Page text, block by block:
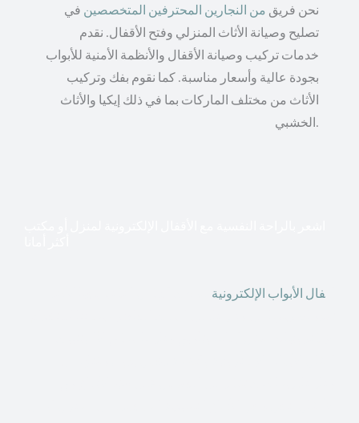
نحن فريق من النجارين المحترفين المتخصصين في
تصليح وصيانة الأثاث المنزلي وفتح الأقفال. نقدم
خدمات تركيب وصيانة الأقفال والأنظمة الأمنية للأبواب
بجودة عالية وأسعار مناسبة. كما نقوم بفك وتركيب
الأثاث من مختلف الماركات بما في ذلك إيكيا والأثاث
الخشبي.
فال الأبواب الإلكترونية